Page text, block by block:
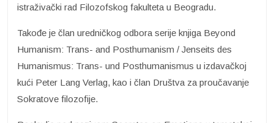
istraživački rad Filozofskog fakulteta u Beogradu.
Takođe je član uredničkog odbora serije knjiga Beyond
Humanism: Trans- and Posthumanism / Jenseits des
Humanismus: Trans- und Posthumanismus u izdavačkoj
kući Peter Lang Verlag, kao i član Društva za proučavanje
Sokratove filozofije.